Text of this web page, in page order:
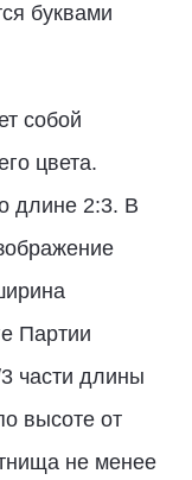
буквами
собой
цвета.
длине 2:3. В
Партии
части длины
высоте от
не менее